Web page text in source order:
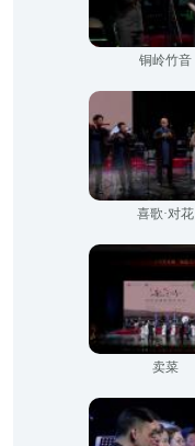
铜岭竹音
喜歌·对花
卖菜